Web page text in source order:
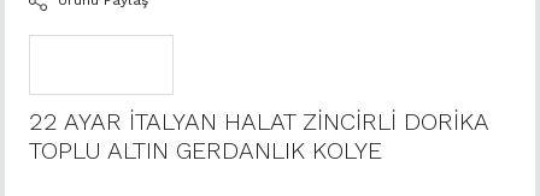
22 AYAR İTALYAN HALAT ZİNCİRLİ DORİKA
TOPLU ALTIN GERDANLIK KOLYE